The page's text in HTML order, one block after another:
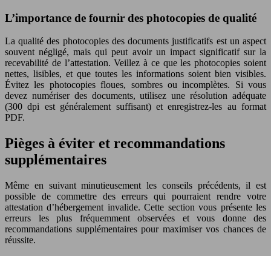
L’importance de fournir des photocopies de qualité
La qualité des photocopies des documents justificatifs est un aspect
souvent négligé, mais qui peut avoir un impact significatif sur la
recevabilité de l’attestation. Veillez à ce que les photocopies soient
nettes, lisibles, et que toutes les informations soient bien visibles.
Évitez les photocopies floues, sombres ou incomplètes. Si vous
devez numériser des documents, utilisez une résolution adéquate
(300 dpi est généralement suffisant) et enregistrez-les au format
PDF.
Pièges à éviter et recommandations
supplémentaires
Même en suivant minutieusement les conseils précédents, il est
possible de commettre des erreurs qui pourraient rendre votre
attestation d’hébergement invalide. Cette section vous présente les
erreurs les plus fréquemment observées et vous donne des
recommandations supplémentaires pour maximiser vos chances de
réussite.